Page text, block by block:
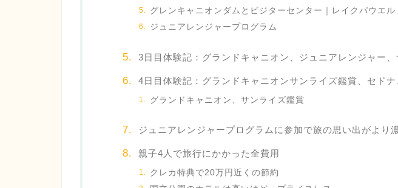
グレンキャニオンダムとビジターセンター｜レイクパウエル
ジュニアレンジャープログラム
3日目体験記：グランドキャニオン、ジュニアレンジャー
4日目体験記：グランドキャニオンサンライズ鑑賞、セドナ
グランドキャニオン、サンライズ鑑賞
ジュニアレンジャープログラムに参加で旅の思い出がより
親子4人で旅行にかかった全費用
クレカ特典で20万円近くの節約